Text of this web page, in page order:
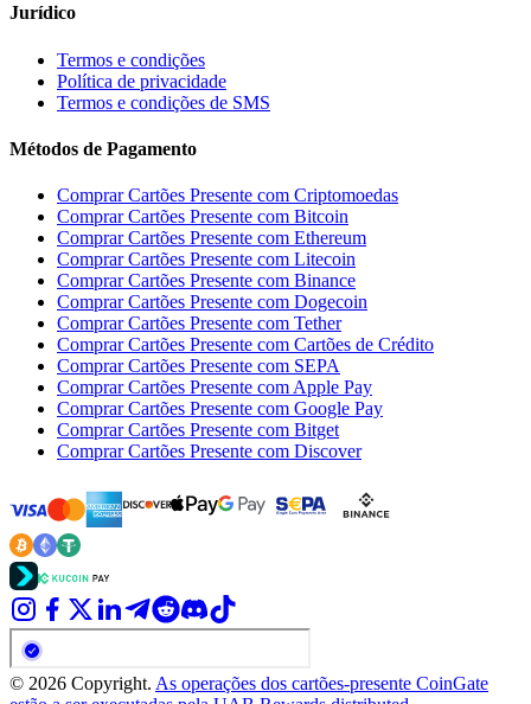
Jurídico
Termos e condições
Política de privacidade
Termos e condições de SMS
Métodos de Pagamento
Comprar Cartões Presente com Criptomoedas
Comprar Cartões Presente com Bitcoin
Comprar Cartões Presente com Ethereum
Comprar Cartões Presente com Litecoin
Comprar Cartões Presente com Binance
Comprar Cartões Presente com Dogecoin
Comprar Cartões Presente com Tether
Comprar Cartões Presente com Cartões de Crédito
Comprar Cartões Presente com SEPA
Comprar Cartões Presente com Apple Pay
Comprar Cartões Presente com Google Pay
Comprar Cartões Presente com Bitget
Comprar Cartões Presente com Discover
© 2026 Copyright. As operações dos cartões-presente CoinGate